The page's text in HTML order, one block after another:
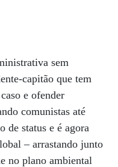
sem
capitão que tem
e ofender
comunistas até
de status e é agora
– arrastando junto
no plano ambiental